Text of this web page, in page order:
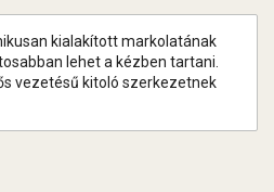
kialakított markolatának
lehet a kézben tartani.
vezetésű kitoló szerkezetnek